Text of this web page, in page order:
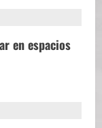
en espacios